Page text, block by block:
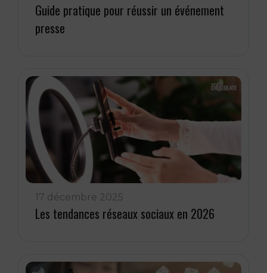
Guide pratique pour réussir un événement
presse
17 décembre 2025
Les tendances réseaux sociaux en 2026